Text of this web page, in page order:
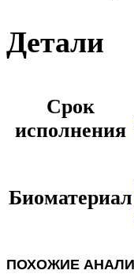
Детали
Срок
исполнения
Биоматериал
ПОХОЖИЕ